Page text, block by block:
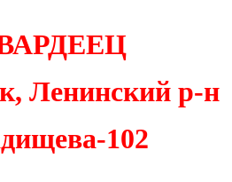
Ленинский р-н
102